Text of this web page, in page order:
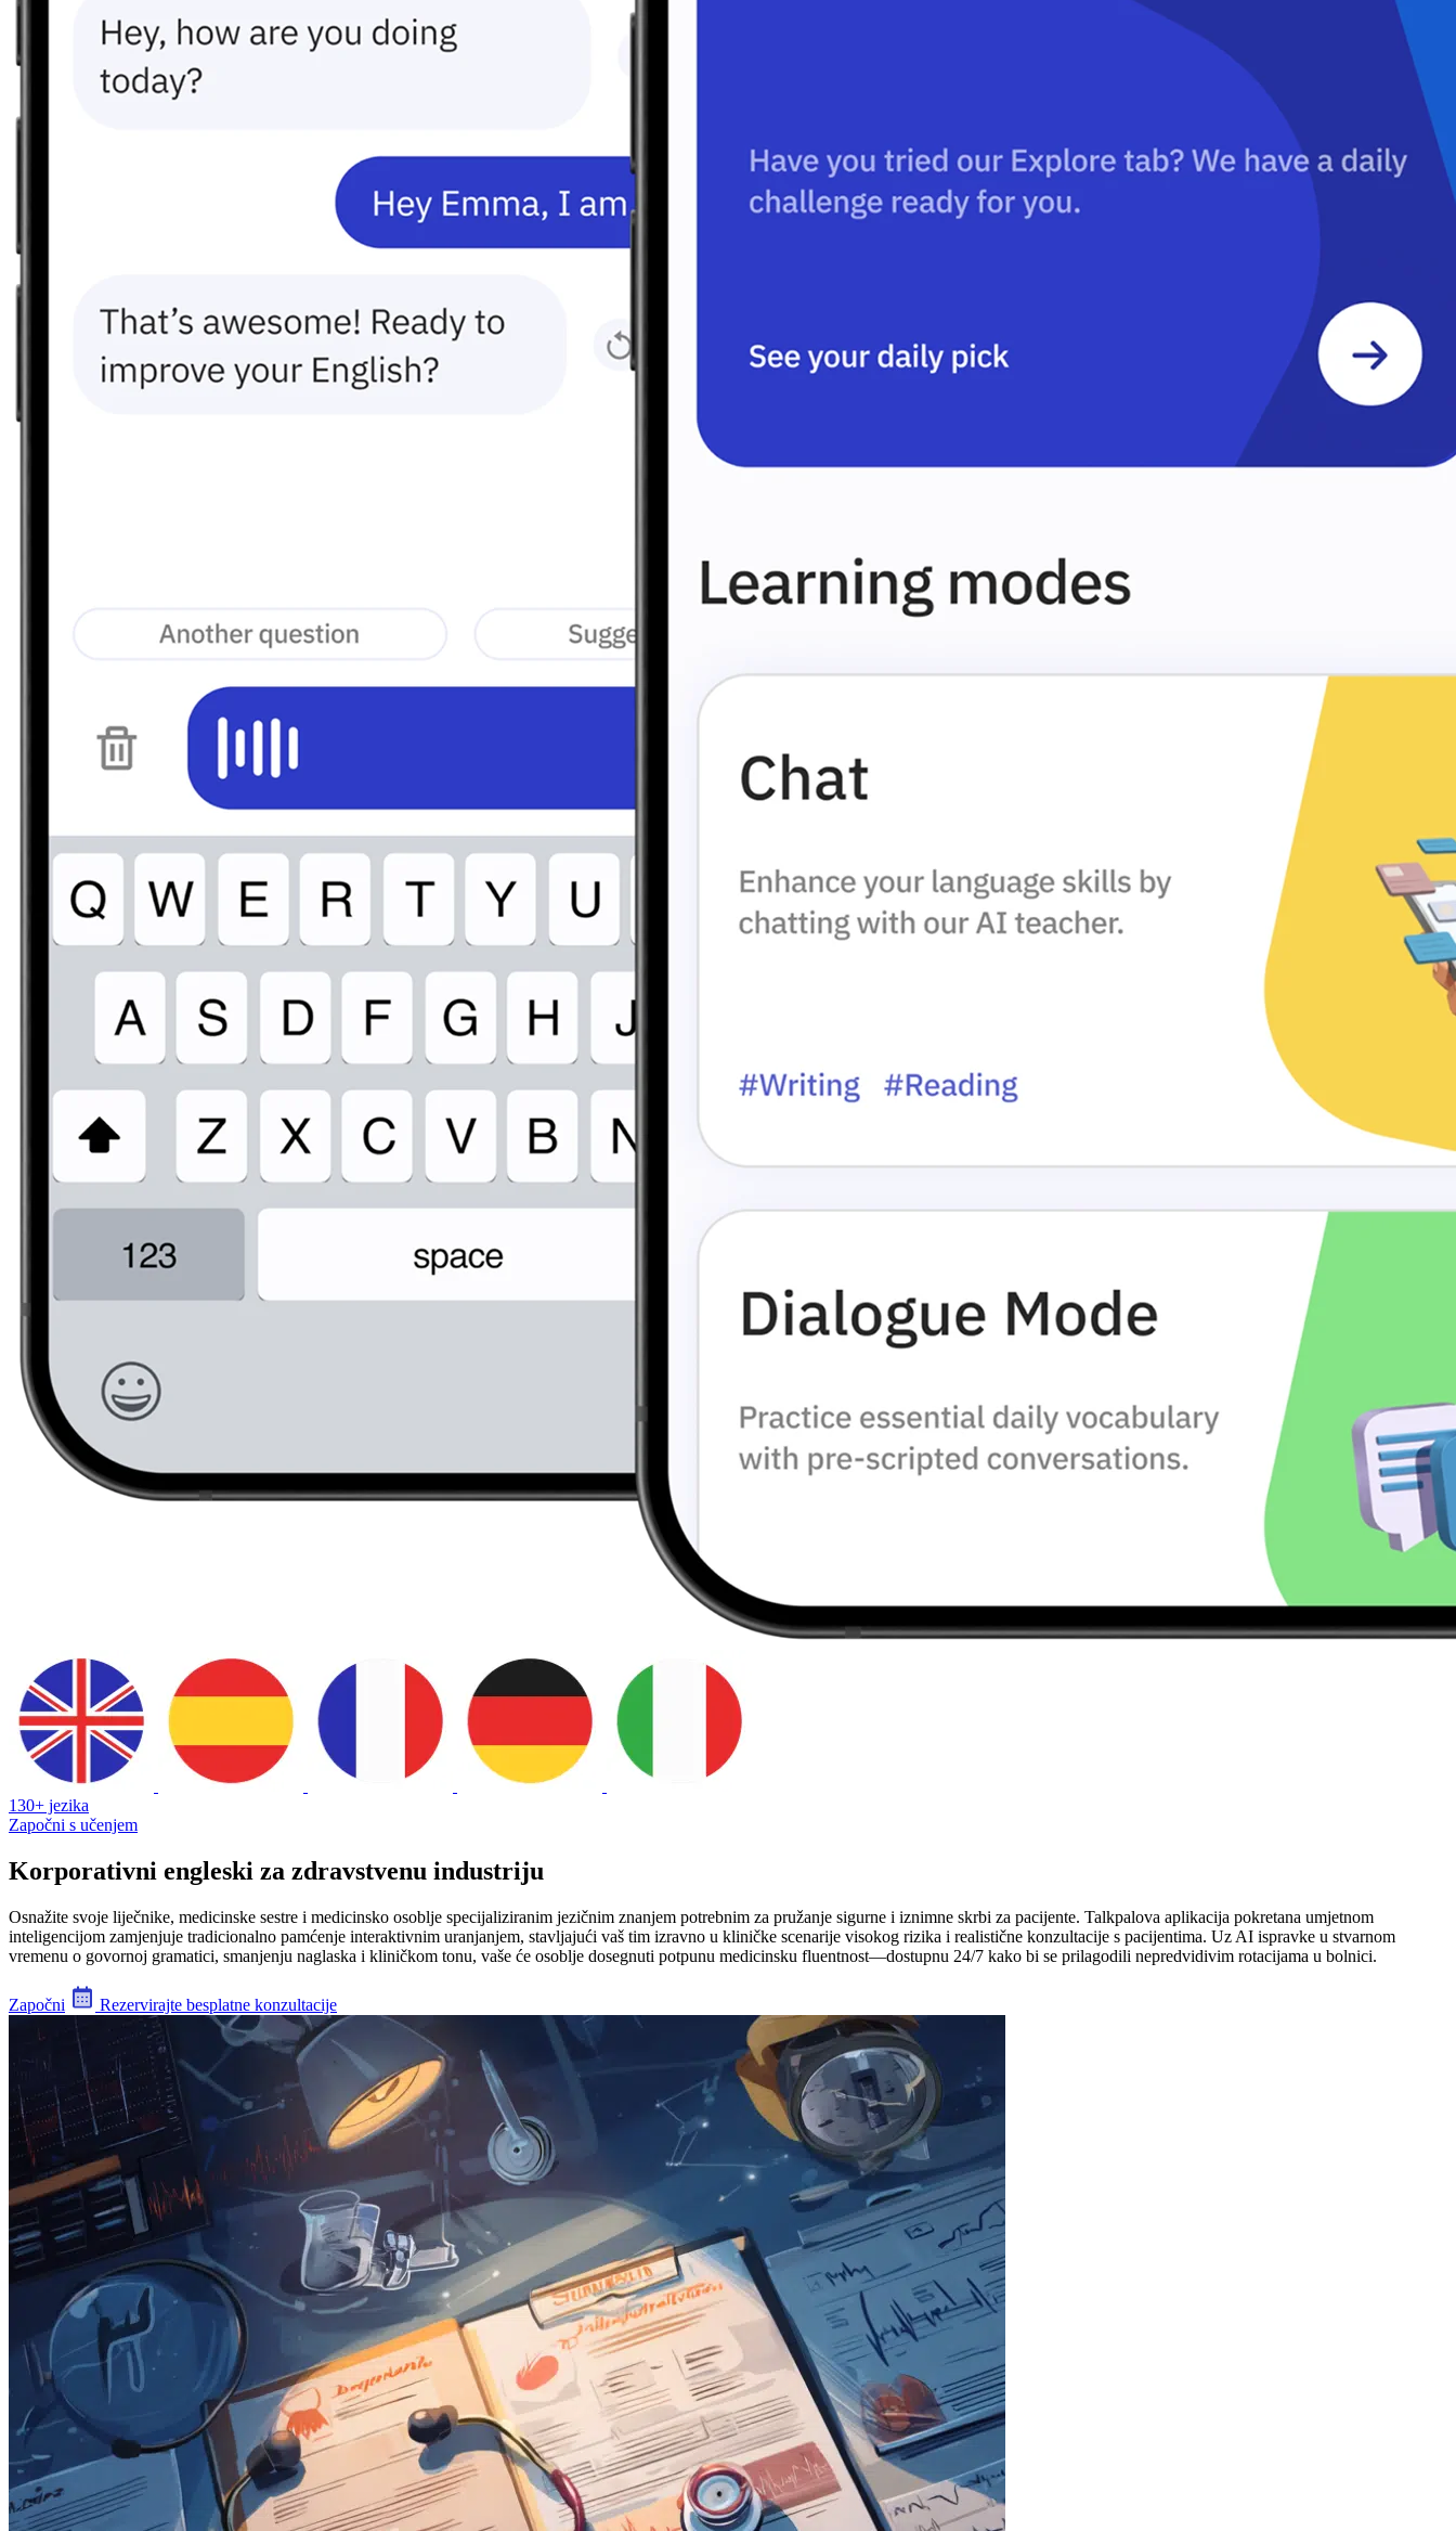
130+ jezika
Započni s učenjem
Korporativni engleski za zdravstvenu industriju
Osnažite svoje liječnike, medicinske sestre i medicinsko osoblje specijaliziranim jezičnim znanjem potrebnim za pružanje sigurne i iznimne skrbi za pacijente. Talkpalova aplikacija pokretana umjetnom
inteligencijom zamjenjuje tradicionalno pamćenje interaktivnim uranjanjem, stavljajući vaš tim izravno u kliničke scenarije visokog rizika i realistične konzultacije s pacijentima. Uz AI ispravke u stvarnom
vremenu o govornoj gramatici, smanjenju naglaska i kliničkom tonu, vaše će osoblje dosegnuti potpunu medicinsku fluentnost—dostupnu 24/7 kako bi se prilagodili nepredvidivim rotacijama u bolnici.
Započni Rezervirajte besplatne konzultacije